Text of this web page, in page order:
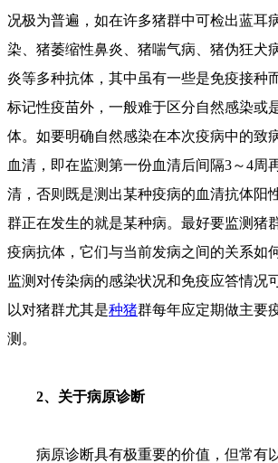
况极为普遍，如在许多猪群中可检出蓝耳
染、猪萎缩性鼻炎、猪喘气病、猪伪狂犬
炎等多种抗体，其中虽有一些是免疫接种
标记性疫苗外，一般难于区分自然感染或
体。如要明确自然感染在本次疫病中的致
血清，即在监测第一份血清后间隔3～4周
清，否则既是测出某种疫病的血清抗体阳
群正在发生的就是某种病。最好要监测猪
疫病抗体，它们与当前发病之间的关系如
监测对传染病的感染状况和免疫应答情况
以对猪群尤其是种猪群每年应定期做主要
测。
2、关于病原诊断
病原诊断具有极重要的价值，但常有以